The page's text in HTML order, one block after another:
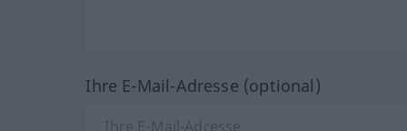
Ihre E-Mail-Adresse (optional)